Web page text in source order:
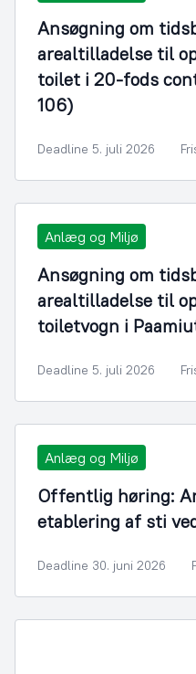
Ansøgning om
arealtilladelse til
toilet i 20-fods
106)
Deadline 5. juli 2026
Anlæg og Miljø
Ansøgning om
arealtilladelse til
toiletvogn i
Deadline 5. juli 2026
Anlæg og Miljø
Offentlig høring:
etablering af sti
Deadline 30. juni 2026